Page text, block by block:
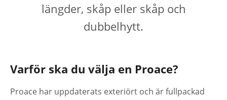
längder, skåp eller skåp och
dubbelhytt.
Varför ska du välja en Proace?
Proace har uppdaterats exteriört och är fullpackad